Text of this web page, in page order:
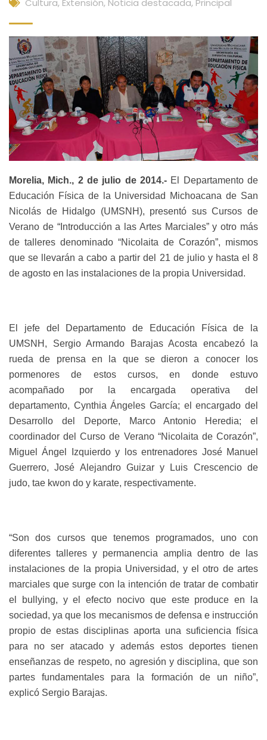
Cultura, Extensión, Noticia destacada, Principal
Morelia, Mich., 2 de julio de 2014.- El Departamento de
Educación Física de la Universidad Michoacana de San
Nicolás de Hidalgo (UMSNH), presentó sus Cursos de
Verano de “Introducción a las Artes Marciales” y otro más
de talleres denominado “Nicolaita de Corazón”, mismos
que se llevarán a cabo a partir del 21 de julio y hasta el 8
de agosto en las instalaciones de la propia Universidad.
El jefe del Departamento de Educación Física de la
UMSNH, Sergio Armando Barajas Acosta encabezó la
rueda de prensa en la que se dieron a conocer los
pormenores de estos cursos, en donde estuvo
acompañado por la encargada operativa del
departamento, Cynthia Ángeles García; el encargado del
Desarrollo del Deporte, Marco Antonio Heredia; el
coordinador del Curso de Verano “Nicolaita de Corazón”,
Miguel Ángel Izquierdo y los entrenadores José Manuel
Guerrero, José Alejandro Guizar y Luis Crescencio de
judo, tae kwon do y karate, respectivamente.
“Son dos cursos que tenemos programados, uno con
diferentes talleres y permanencia amplia dentro de las
instalaciones de la propia Universidad, y el otro de artes
marciales que surge con la intención de tratar de combatir
el bullying, y el efecto nocivo que este produce en la
sociedad, ya que los mecanismos de defensa e instrucción
propio de estas disciplinas aporta una suficiencia física
para no ser atacado y además estos deportes tienen
enseñanzas de respeto, no agresión y disciplina, que son
partes fundamentales para la formación de un niño”,
explicó Sergio Barajas.